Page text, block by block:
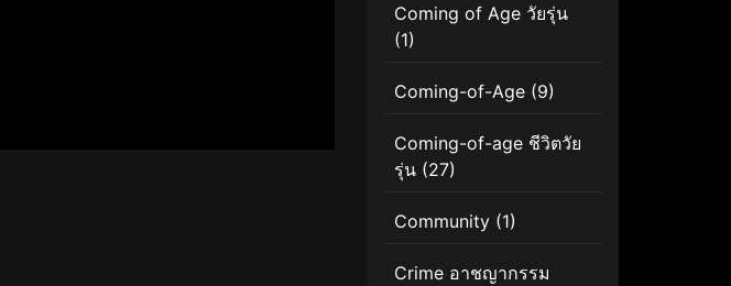
Coming of Age วัยรุ่น
(1)
Coming-of-Age (9)
Coming-of-age ชีวิตวัย
รุ่น (27)
Community (1)
Crime อาชญากรรม